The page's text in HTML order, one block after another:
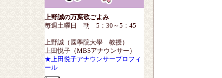
上野誠の万葉歌ごよみ
毎週土曜日 朝 5：30～5：45
上野誠（國學院大學 教授）
上田悦子（MBSアナウンサー）
★上田悦子アナウンサープロフィ
ール